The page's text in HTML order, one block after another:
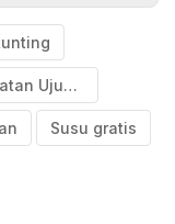
Kecamatan Ujung Loe
Susu gratis